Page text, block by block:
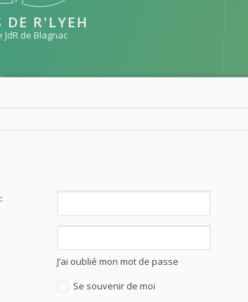
DE R'LYEH
de Blagnac
J’ai oublié mon mot de passe
Se souvenir de moi